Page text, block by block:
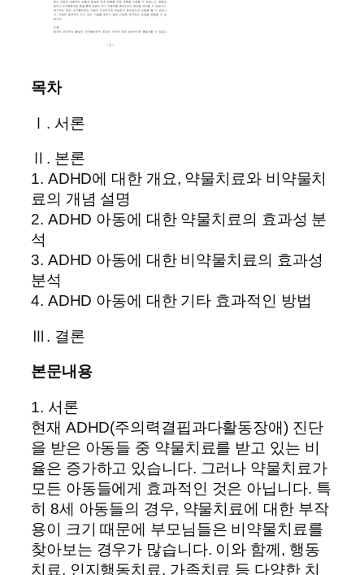
목차
Ⅰ. 서론
Ⅱ. 본론
1. ADHD에 대한 개요, 약물치료와 비약물치
료의 개념 설명
2. ADHD 아동에 대한 약물치료의 효과성 분
석
3. ADHD 아동에 대한 비약물치료의 효과성
분석
4. ADHD 아동에 대한 기타 효과적인 방법
Ⅲ. 결론
본문내용
1. 서론
현재 ADHD(주의력결핍과다활동장애) 진단
을 받은 아동들 중 약물치료를 받고 있는 비
율은 증가하고 있습니다. 그러나 약물치료가
모든 아동들에게 효과적인 것은 아닙니다. 특
히 8세 아동들의 경우, 약물치료에 대한 부작
용이 크기 때문에 부모님들은 비약물치료를
찾아보는 경우가 많습니다. 이와 함께, 행동
치료, 인지행동치료, 가족치료 등 다양한 치